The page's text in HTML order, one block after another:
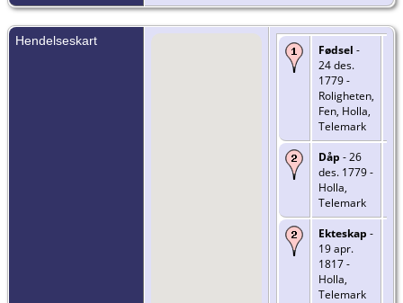
Hendelseskart
Fødsel -
24 des.
1779 -
Roligheten,
Fen, Holla,
Telemark
Dåp - 26
des. 1779 -
Holla,
Telemark
Ekteskap -
19 apr.
1817 -
Holla,
Telemark